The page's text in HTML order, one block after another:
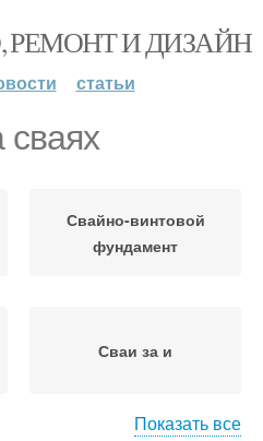
РЕМОНТ И ДИЗАЙН
статьи
Свайно-винтовой
фундамент
Сваи за и
Показать все